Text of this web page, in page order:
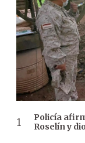
Policía
Roselín y